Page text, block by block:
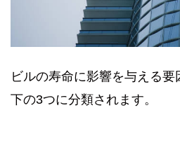
ビルの寿命に影響を与える
下の3つに分類されます。